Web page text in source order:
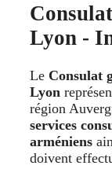
Lyon -
Le Consulat
Lyon
région
services
arméniens
doivent